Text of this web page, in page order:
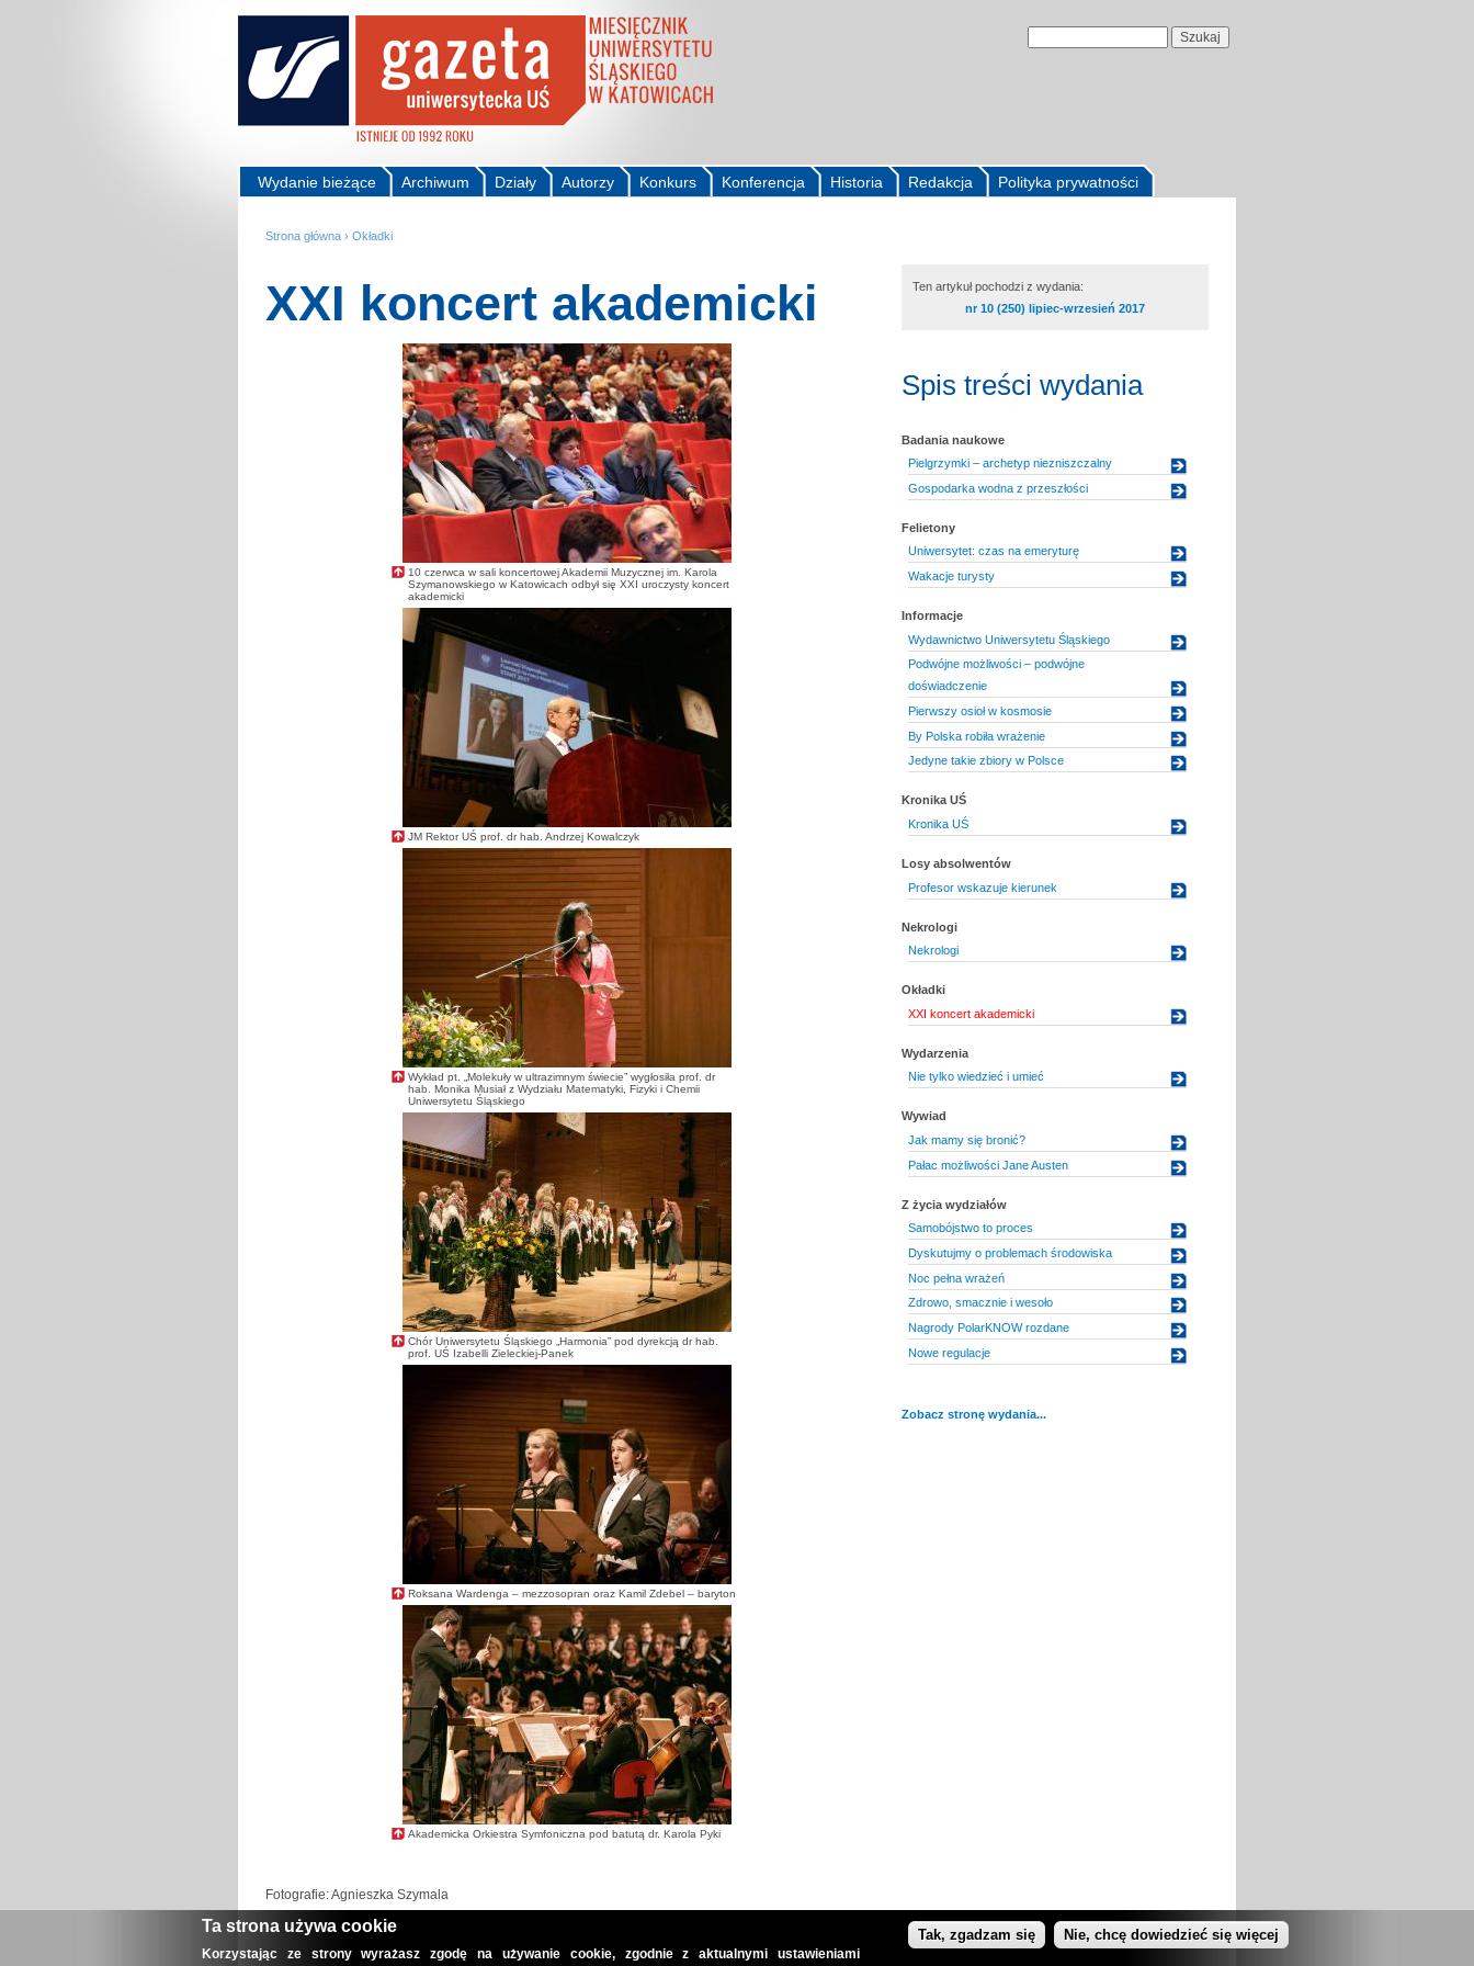
Polityka prywatności
Redakcja
Historia
Konferencja
Konkurs
Autorzy
Działy
Archiwum
Wydanie bieżące
Strona główna › Okładki
XXI koncert akademicki
10 czerwca w sali koncertowej Akademii Muzycznej im. Karola
Szymanowskiego w Katowicach odbył się XXI uroczysty koncert
akademicki
JM Rektor UŚ prof. dr hab. Andrzej Kowalczyk
Wykład pt. „Molekuły w ultrazimnym świecie” wygłosiła prof. dr
hab. Monika Musiał z Wydziału Matematyki, Fizyki i Chemii
Uniwersytetu Śląskiego
Chór Uniwersytetu Śląskiego „Harmonia” pod dyrekcją dr hab.
prof. UŚ Izabelli Zieleckiej-Panek
Roksana Wardenga – mezzosopran oraz Kamil Zdebel – baryton
Akademicka Orkiestra Symfoniczna pod batutą dr. Karola Pyki
Fotografie: Agnieszka Szymala
Ten artykuł pochodzi z wydania:
nr 10 (250) lipiec-wrzesień 2017
Spis treści wydania
Badania naukowe
Pielgrzymki – archetyp niezniszczalny
Gospodarka wodna z przeszłości
Felietony
Uniwersytet: czas na emeryturę
Wakacje turysty
Informacje
Wydawnictwo Uniwersytetu Śląskiego
Podwójne możliwości – podwójne
doświadczenie
Pierwszy osioł w kosmosie
By Polska robiła wrażenie
Jedyne takie zbiory w Polsce
Kronika UŚ
Kronika UŚ
Losy absolwentów
Profesor wskazuje kierunek
Nekrologi
Nekrologi
Okładki
XXI koncert akademicki
Wydarzenia
Nie tylko wiedzieć i umieć
Wywiad
Jak mamy się bronić?
Pałac możliwości Jane Austen
Z życia wydziałów
Samobójstwo to proces
Dyskutujmy o problemach środowiska
Noc pełna wrażeń
Zdrowo, smacznie i wesoło
Nagrody PolarKNOW rozdane
Nowe regulacje
Zobacz stronę wydania...
Ta strona używa cookie
Korzystając ze strony wyrażasz zgodę na używanie cookie, zgodnie z aktualnymi ustawieniami
Tak, zgadzam się Nie, chcę dowiedzieć się więcej